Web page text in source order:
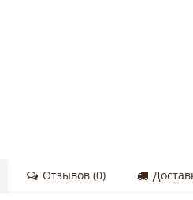
Отзывов (0)